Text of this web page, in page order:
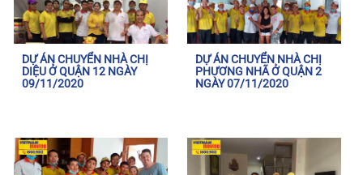
DỰ ÁN CHUYỂN NHÀ CHỊ
DIỆU Ở QUẬN 12 NGÀY
09/11/2020
DỰ ÁN CHUYỂN NHÀ CHỊ
PHƯƠNG NHÃ Ở QUẬN 2
NGÀY 07/11/2020